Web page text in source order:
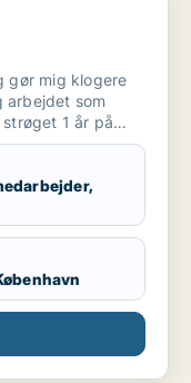
gør mig klogere
arbejdet som
1 år på
rataurant i